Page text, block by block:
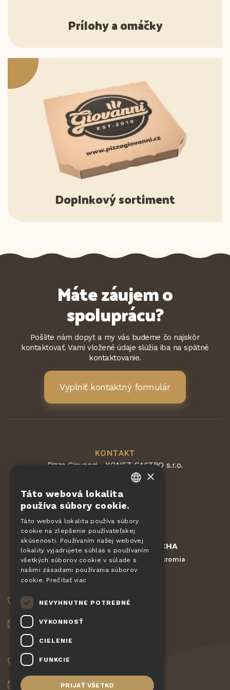
Prílohy a omáčky
Doplnkový sortiment
Máte záujem o
spoluprácu?
Pošlite nám dopyt a my vás budeme čo najskôr
kontaktovať. Vami vložené údaje slúžia iba na spätné
kontaktovanie.
Vyplniť kontaktný formulár
KONTAKT
Pizza Giovanni - KONET GASTRO s.r.o.
Dvorská 168
563 01 Lanškroun
Česká republika
Chránené služboureCAPTCHA
Zmluvné podmienky - Ochrana súkromia
+420 775 560 953
objednavky@pizzagiovanni.cz
+420 777 222 157
info@pizzagiovanni.cz
DE
SLOVAK
×
Táto webová lokalita
používa súbory cookie.
Táto webová lokalita používa súbory
cookie na zlepšenie používateľskej
skúsenosti. Používaním našej webovej
lokality vyjadrujete súhlas s používaním
všetkých súborov cookie v súlade s
našimi zásadami používania súborov
cookie. Prečítať viac
NEVYHNUTNE POTREBNÉ
VÝKONNOSŤ
CIELENIE
FUNKCIE
PRIJAŤ VŠETKO